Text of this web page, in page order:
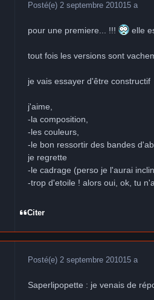
Posté(e) 2 septembre 201015 a
pour une premiere... !!! elle
tout fois les versions sont
je vais essayer d'être constructif
j'aime,
-la composition,
-les couleurs,
-le bon ressortir des bandes
je regrette
-le cadrage (perso je l'aurai
-trop d'etoile ! alors oui, ok, tu
Citer
Posté(e) 2 septembre 201015 a
Saperlipopette : je venais de